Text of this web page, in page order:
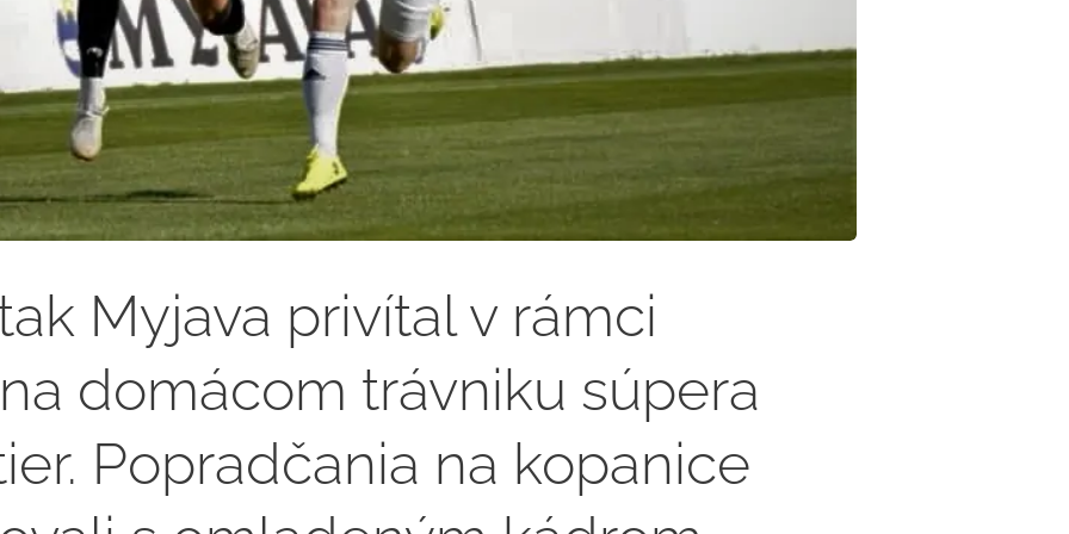
Myjava privítal v rámci
domácom trávniku súpera
Popradčania na kopanice